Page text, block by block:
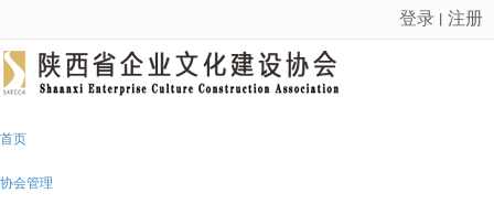
很遗憾，因您的浏览器版本过低导致无法获得最佳浏览体验，推荐下载安装谷歌浏览器！
登录 注册
首页
协会管理